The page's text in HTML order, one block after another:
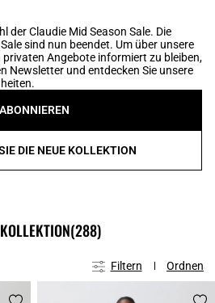
der Claudie Mid Season Sale. Die
sind nun beendet. Um über unsere
privaten Angebote informiert zu bleiben,
Newsletter und entdecken Sie unsere
ABONNIEREN
DIE NEUE KOLLEKTION
(288)
Filtern Ordnen